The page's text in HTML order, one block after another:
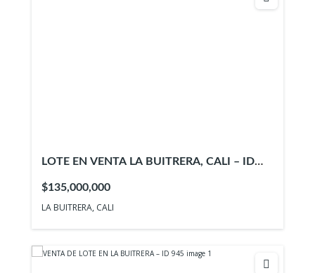
LOTE EN VENTA LA BUITRERA, CALI – ID
$135,000,000
LA BUITRERA, CALI